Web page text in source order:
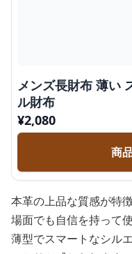
メンズ長財布 薄い
ル財布
¥2,080
商
本革の上品な質感が特
場面でも自信を持って
薄型でスマートなシル